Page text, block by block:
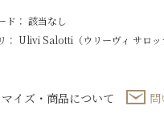
ソ
フ
ド： 該当なし
： Ulivi Salotti（ウリーヴィ サロッ
イズ・商品について 問